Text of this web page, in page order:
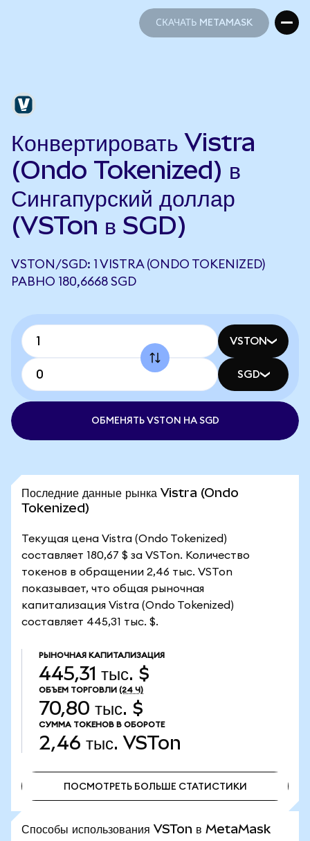
СКАЧАТЬ METAMASK
Конвертировать Vistra
(Ondo Tokenized) в
Сингапурский доллар
(VSTon в SGD)
VSTON/SGD: 1 VISTRA (ONDO TOKENIZED)
РАВНО 180,6668 SGD
VSTON
SGD
ОБМЕНЯТЬ VSTON НА SGD
Последние данные рынка Vistra (Ondo
Tokenized)
Текущая цена Vistra (Ondo Tokenized)
составляет 180,67 $ за VSTon. Количество
токенов в обращении 2,46 тыс. VSTon
показывает, что общая рыночная
капитализация Vistra (Ondo Tokenized)
составляет 445,31 тыс. $.
РЫНОЧНАЯ КАПИТАЛИЗАЦИЯ
445,31 тыс. $
ОБЪЕМ ТОРГОВЛИ (24 Ч)
70,80 тыс. $
СУММА ТОКЕНОВ В ОБОРОТЕ
2,46 тыс. VSTon
ПОСМОТРЕТЬ БОЛЬШЕ СТАТИСТИКИ
Способы использования VSTon в MetaMask